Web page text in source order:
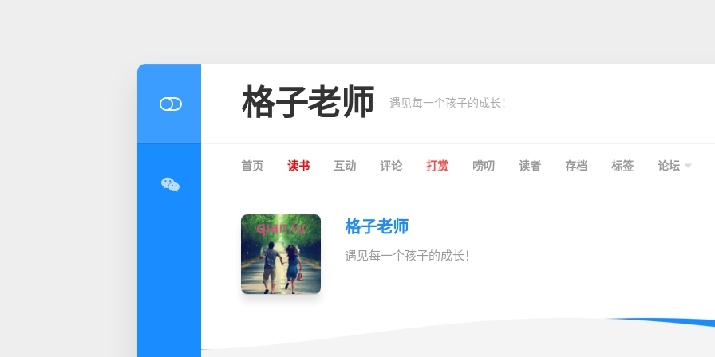
格子老师 遇见每一个孩子的成长！
首页 读书 互动 评论 打赏 唠叨 读者 存档 标签 论坛
格子老师
遇见每一个孩子的成长！